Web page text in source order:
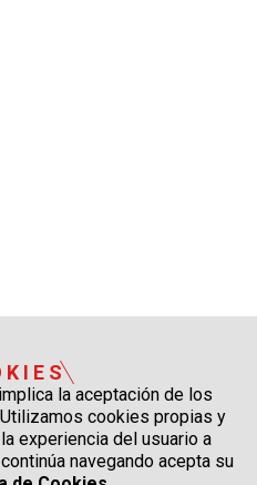
la aceptación de los
cookies propias y
experiencia del usuario a
navegando acepta su